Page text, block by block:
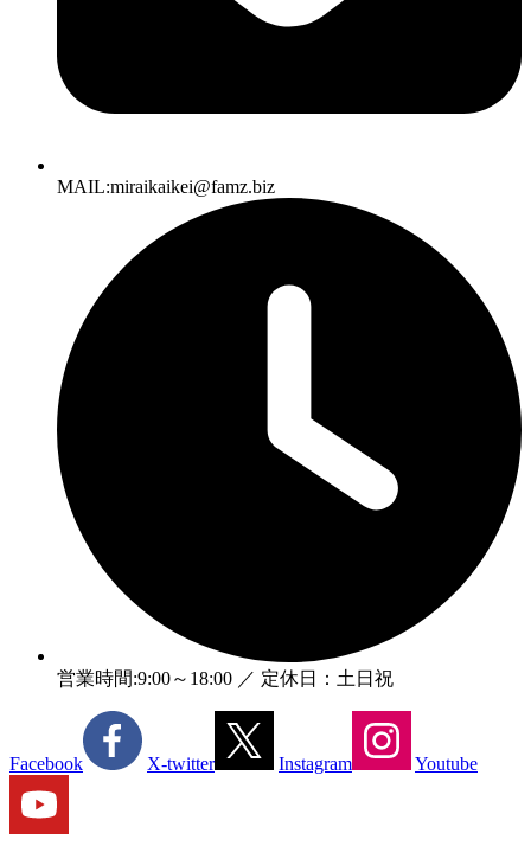
MAIL:miraikaikei@famz.biz
営業時間:9:00～18:00 ／ 定休日：土日祝
Facebook X-twitter Instagram Youtube